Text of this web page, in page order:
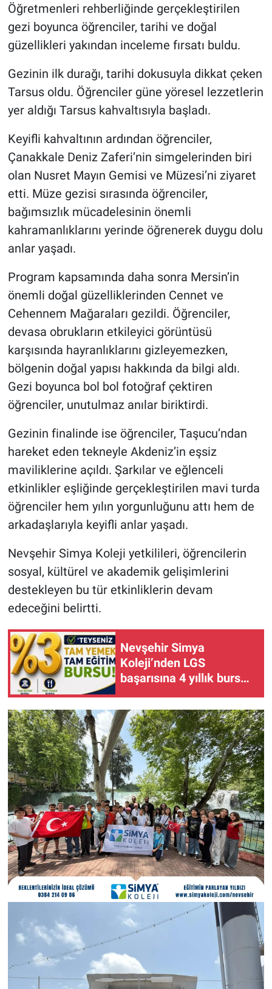
Öğretmenleri rehberliğinde gerçekleştirilen
gezi boyunca öğrenciler, tarihi ve doğal
güzellikleri yakından inceleme fırsatı buldu.
Gezinin ilk durağı, tarihi dokusuyla dikkat çeken
Tarsus oldu. Öğrenciler güne yöresel lezzetlerin
yer aldığı Tarsus kahvaltısıyla başladı.
Keyifli kahvaltının ardından öğrenciler,
Çanakkale Deniz Zaferi’nin simgelerinden biri
olan Nusret Mayın Gemisi ve Müzesi’ni ziyaret
etti. Müze gezisi sırasında öğrenciler,
bağımsızlık mücadelesinin önemli
kahramanlıklarını yerinde öğrenerek duygu dolu
anlar yaşadı.
Program kapsamında daha sonra Mersin’in
önemli doğal güzelliklerinden Cennet ve
Cehennem Mağaraları gezildi. Öğrenciler,
devasa obrukların etkileyici görüntüsü
karşısında hayranlıklarını gizleyemezken,
bölgenin doğal yapısı hakkında da bilgi aldı.
Gezi boyunca bol bol fotoğraf çektiren
öğrenciler, unutulmaz anılar biriktirdi.
Gezinin finalinde ise öğrenciler, Taşucu’ndan
hareket eden tekneyle Akdeniz’in eşsiz
maviliklerine açıldı. Şarkılar ve eğlenceli
etkinlikler eşliğinde gerçekleştirilen mavi turda
öğrenciler hem yılın yorgunluğunu attı hem de
arkadaşlarıyla keyifli anlar yaşadı.
Nevşehir Simya Koleji yetkilileri, öğrencilerin
sosyal, kültürel ve akademik gelişimlerini
destekleyen bu tür etkinliklerin devam
edeceğini belirtti.
Nevşehir Simya
Koleji’nden LGS
başarısına 4 yıllık burs